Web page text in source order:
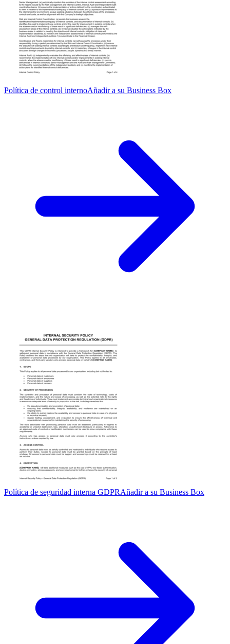
Política de control internoAñadir a su Business Box
Política de seguridad interna GDPRAñadir a su Business Box